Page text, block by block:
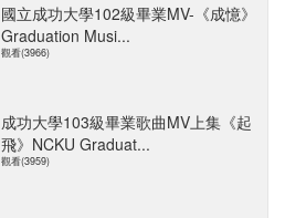
國立成功大學102級畢業MV-《成憶》
Graduation Musi...
觀看(3966)
成功大學103級畢業歌曲MV上集《起
飛》NCKU Graduat...
觀看(3959)